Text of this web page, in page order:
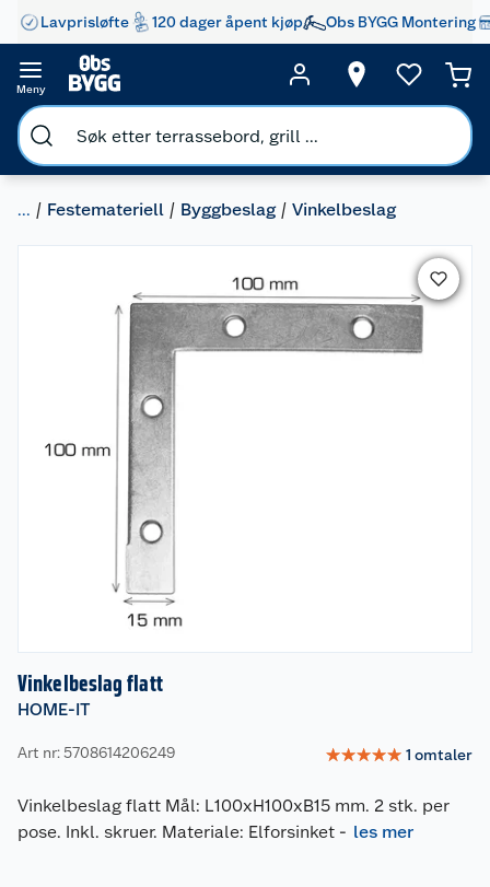
Lavprisløfte 120 dager åpent kjøp Obs BYGG Montering
Meny
... Festemateriell Byggbeslag Vinkelbeslag
Vinkelbeslag flatt
HOME-IT
Art nr: 5708614206249 ☆☆☆☆☆ 1 omtaler
Vinkelbeslag flatt Mål: L100xH100xB15 mm. 2 stk. per
pose. Inkl. skruer. Materiale: Elforsinket - les mer